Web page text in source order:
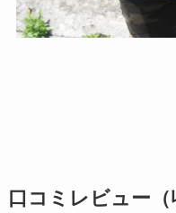
口コミレビュー